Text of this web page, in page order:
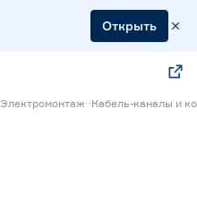
Открыть
Электромонтаж Кабель-каналы и